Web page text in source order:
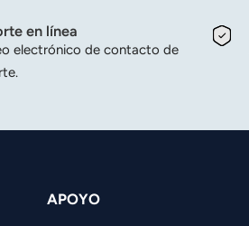
en línea
electrónico de contacto de
APOYO